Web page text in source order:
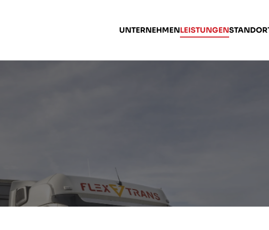
UNTERNEHMENLEISTUNGEN